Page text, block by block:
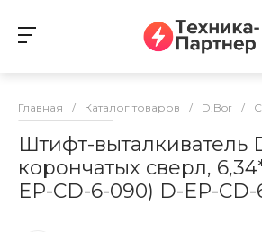
Главная / Каталог товаров / D.Bor /
Штифт-выталкиватель
корончатых сверл,
EP-CD-6-090) D-EP-